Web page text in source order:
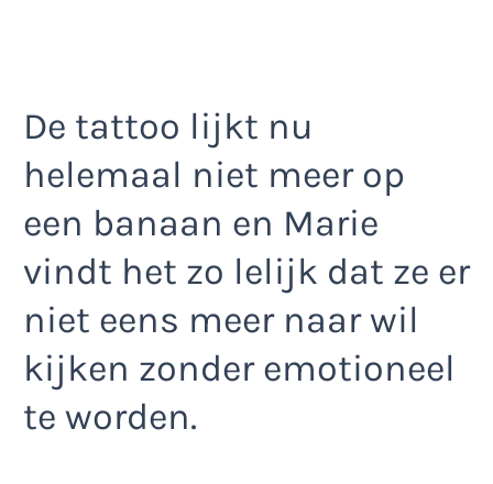
De tattoo lijkt nu
helemaal niet meer op
een banaan en Marie
vindt het zo lelijk dat ze er
niet eens meer naar wil
kijken zonder emotioneel
te worden.